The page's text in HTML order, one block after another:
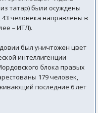
татар) были осуждены
43 человека направлены в
– ИТЛ).
был уничтожен цвет
интеллигенции
блока правых
179 человек,
последние 6 лет